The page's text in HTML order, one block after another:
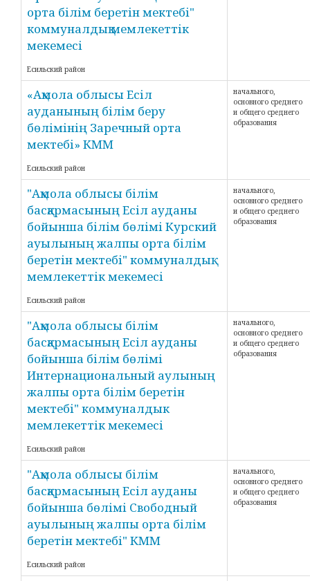
орта білім беретін мектебі"
коммуналдық мемлекеттік
мекемесі
Есильский район
«Ақмола облысы Есіл
ауданының білім беру
бөлімінің Заречный орта
мектебі» КММ
Есильский район
начального,
основного среднего
и общего среднего
образования
"Ақмола облысы білім
басқармасының Есіл ауданы
бойынша білім бөлімі Курский
ауылының жалпы орта білім
беретін мектебі" коммуналдық
мемлекеттік мекемесі
Есильский район
начального,
основного среднего
и общего среднего
образования
"Ақмола облысы білім
басқармасының Есіл ауданы
бойынша білім бөлімі
Интернациональный аулының
жалпы орта білім беретін
мектебі" коммуналдык
мемлекеттік мекемесі
Есильский район
начального,
основного среднего
и общего среднего
образования
"Ақмола облысы білім
басқармасының Есіл ауданы
бойынша бөлімі Свободный
ауылының жалпы орта білім
беретін мектебі" КММ
Есильский район
начального,
основного среднего
и общего среднего
образования